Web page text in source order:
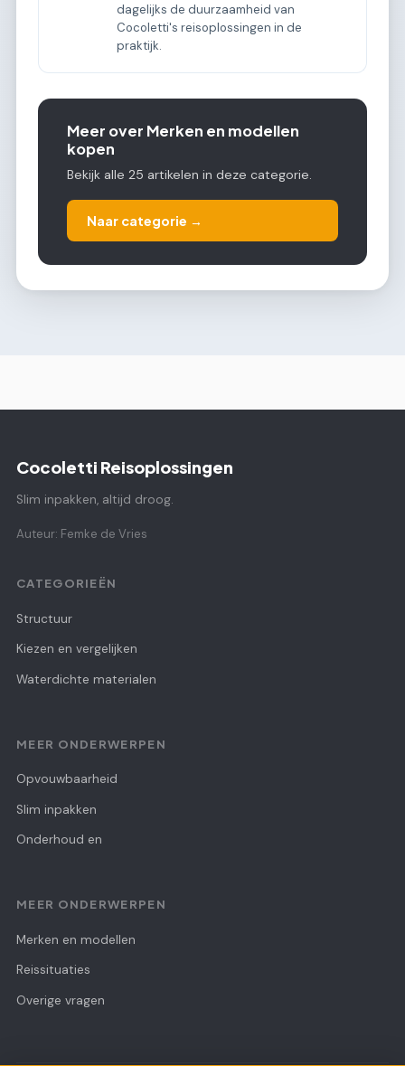
dagelijks de duurzaamheid van
Cocoletti's reisoplossingen in de
praktijk.
Meer over Merken en modellen
kopen
Bekijk alle 25 artikelen in deze categorie.
Naar categorie →
Cocoletti Reisoplossingen
Slim inpakken, altijd droog.
Auteur: Femke de Vries
CATEGORIEËN
Structuur
Kiezen en vergelijken
Waterdichte materialen
MEER ONDERWERPEN
Opvouwbaarheid
Slim inpakken
Onderhoud en
MEER ONDERWERPEN
Merken en modellen
Reissituaties
Overige vragen